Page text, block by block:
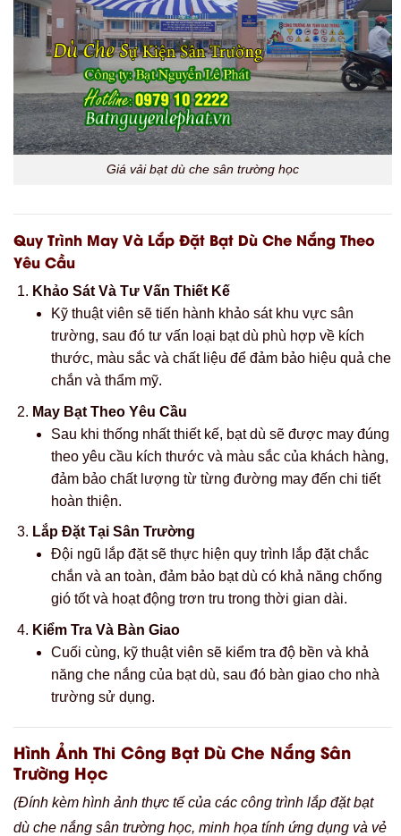
Giá vải bạt dù che sân trường học
Quy Trình May Và Lắp Đặt Bạt Dù Che Nắng Theo
Yêu Cầu
Khảo Sát Và Tư Vấn Thiết Kế
Kỹ thuật viên sẽ tiến hành khảo sát khu vực sân
trường, sau đó tư vấn loại bạt dù phù hợp về kích
thước, màu sắc và chất liệu để đảm bảo hiệu quả che
chắn và thẩm mỹ.
May Bạt Theo Yêu Cầu
Sau khi thống nhất thiết kế, bạt dù sẽ được may đúng
theo yêu cầu kích thước và màu sắc của khách hàng,
đảm bảo chất lượng từ từng đường may đến chi tiết
hoàn thiện.
Lắp Đặt Tại Sân Trường
Đội ngũ lắp đặt sẽ thực hiện quy trình lắp đặt chắc
chắn và an toàn, đảm bảo bạt dù có khả năng chống
gió tốt và hoạt động trơn tru trong thời gian dài.
Kiểm Tra Và Bàn Giao
Cuối cùng, kỹ thuật viên sẽ kiểm tra độ bền và khả
năng che nắng của bạt dù, sau đó bàn giao cho nhà
trường sử dụng.
Hình Ảnh Thi Công Bạt Dù Che Nắng Sân
Trường Học
(Đính kèm hình ảnh thực tế của các công trình lắp đặt bạt
dù che nắng sân trường học, minh họa tính ứng dụng và vẻ